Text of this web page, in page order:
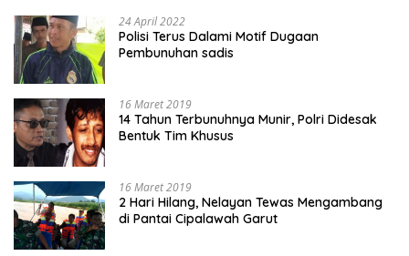
24 April 2022
Polisi Terus Dalami Motif Dugaan
Pembunuhan sadis
16 Maret 2019
14 Tahun Terbunuhnya Munir, Polri Didesak
Bentuk Tim Khusus
16 Maret 2019
2 Hari Hilang, Nelayan Tewas Mengambang
di Pantai Cipalawah Garut